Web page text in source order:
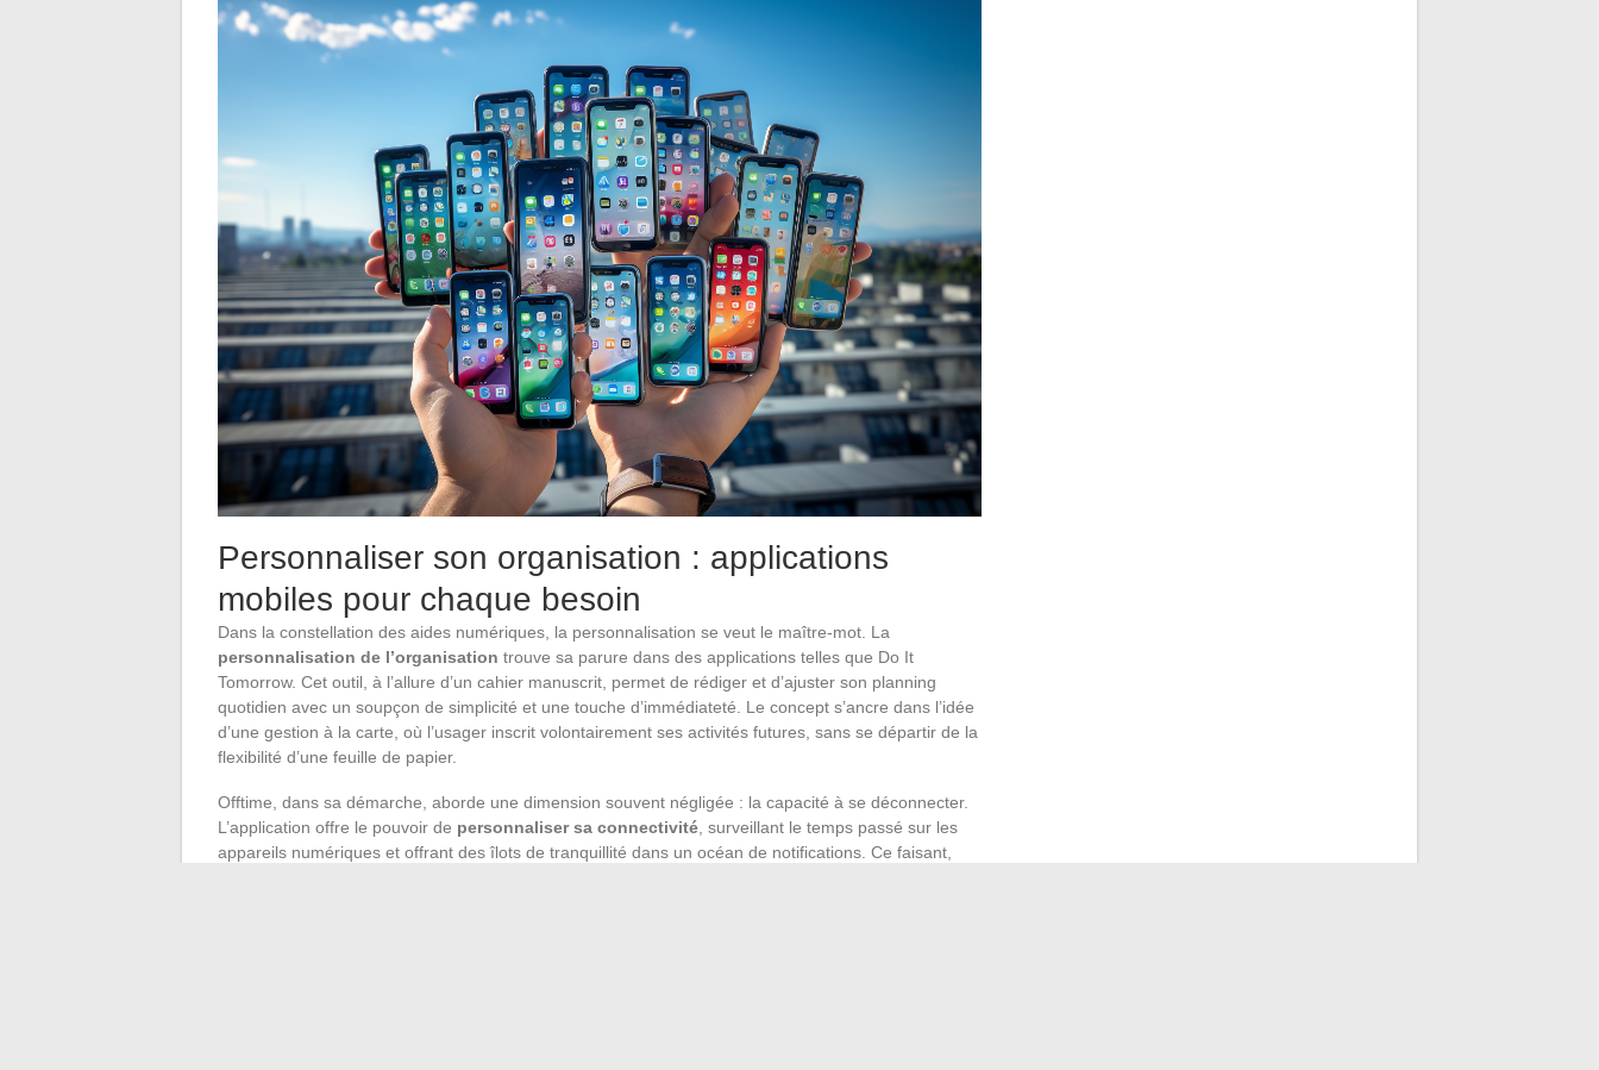
Personnaliser son organisation : applications
mobiles pour chaque besoin
Dans la constellation des aides numériques, la personnalisation se veut le maître-mot. La
personnalisation de l’organisation trouve sa parure dans des applications telles que Do It
Tomorrow. Cet outil, à l’allure d’un cahier manuscrit, permet de rédiger et d’ajuster son planning
quotidien avec un soupçon de simplicité et une touche d’immédiateté. Le concept s’ancre dans l’idée
d’une gestion à la carte, où l’usager inscrit volontairement ses activités futures, sans se départir de la
flexibilité d’une feuille de papier.
Offtime, dans sa démarche, aborde une dimension souvent négligée : la capacité à se déconnecter.
L’application offre le pouvoir de personnaliser sa connectivité , surveillant le temps passé sur les
appareils numériques et offrant des îlots de tranquillité dans un océan de notifications. Ce faisant,